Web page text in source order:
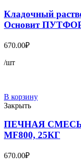
Кладочный
Основит
670.00₽
/шт
В корзину
Закрыть
ПЕЧНАЯ
MF800, 25КГ
670.00₽